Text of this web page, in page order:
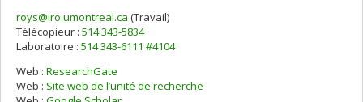
Courriels
roys@iro.umontreal.ca (Travail)
Télécopieur : 514 343-5834
Laboratoire : 514 343-6111 #4104
Web : ResearchGate
Web : Site web de l’unité de recherche